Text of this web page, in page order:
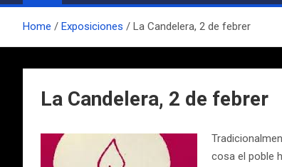
Home Exposiciones La Candelera, 2 de febrer
La Candelera, 2 de febrer
cosa el poble